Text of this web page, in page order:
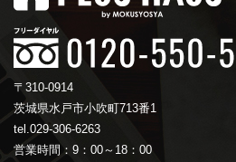
〒310-0914
茨城県水戸市小吹町713番1
tel.029-306-6263
営業時間：9：00～18：00